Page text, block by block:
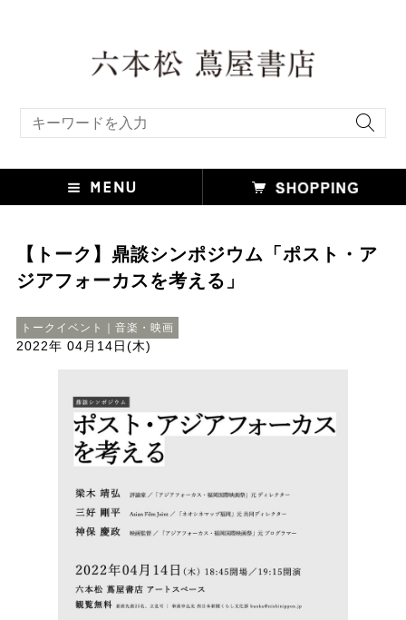
【トーク】鼎談シンポジウム「ポスト・ア
ジアフォーカスを考える」
トークイベント｜音楽・映画
2022年 04月14日(木)